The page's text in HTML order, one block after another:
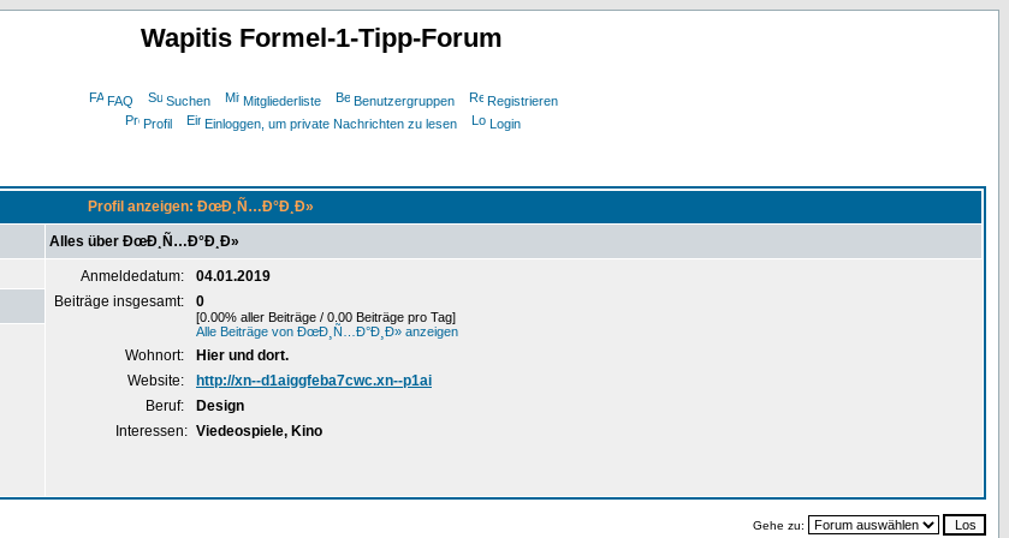
Wapitis Formel-1-Tipp-Forum
FAQ Suchen Mitgliederliste Benutzergruppen
Registrieren
Profil
Einloggen, um private Nachrichten zu lesen Login
Profil anzeigen: ÐœÐ¸Ñ…Ð°Ð¸Ð»
Alles über ÐœÐ¸Ñ…Ð°Ð¸Ð»
Anmeldedatum:
04.01.2019
Beiträge insgesamt:
0
[0.00% aller Beiträge / 0.00 Beiträge pro Tag]
Alle Beiträge von ÐœÐ¸Ñ…Ð°Ð¸Ð» anzeigen
Wohnort:
Hier und dort.
Website:
http://xn--d1aiggfeba7cwc.xn--p1ai
Beruf:
Design
Interessen: Viedeospiele, Kino
Gehe zu: